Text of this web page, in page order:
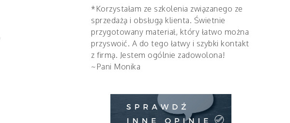
*Korzystałam ze szkolenia związanego ze
sprzedażą i obsługą klienta. Świetnie
przygotowany materiał, który łatwo można
przyswoić. A do tego łatwy i szybki kontakt
z firmą. Jestem ogólnie zadowolona!
~Pani Monika